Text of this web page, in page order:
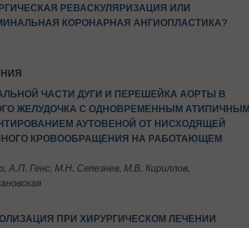
РЕВАСКУЛЯРИЗАЦИЯ ИЛИ
КОРОНАРНАЯ АНГИОПЛАСТИКА?
ЧАСТИ ДУГИ И ПЕРЕШЕЙКА АОРТЫ В
ЖЕЛУДОЧКА С ОДНОВРЕМЕННЫМ АТИПИЧНЫМ
АУТОВЕНОЙ ОТ НИСХОДЯЩЕЙ
КРОВООБРАЩЕНИЯ НА РАБОТАЮЩЕМ
А.П. Генс, М.Н. Селезнев, М.В. Кириллов,
ПРИ ХИРУРГИЧЕСКОМ ЛЕЧЕНИИ